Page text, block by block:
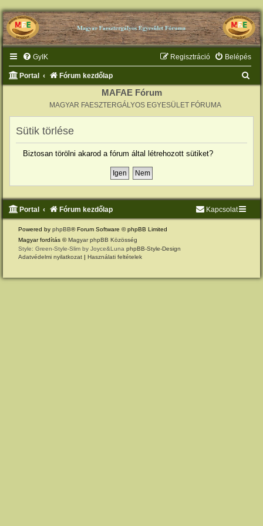
GyIK Belépés
Regisztráció
Portal Fórum kezdőlap
MAFAE Fórum
MAGYAR FAESZTERGÁLYOS EGYESÜLET FÓRUMA
Sütik törlése
Biztosan törölni akarod a fórum által létrehozott sütiket?
Portal Fórum kezdőlap Kapcsolat
Powered by phpBB® Forum Software © phpBB Limited
Magyar fordítás ©Magyar phpBB Közösség
Style: Green-Style-Slim by Joyce&Luna phpBB-Style-Design
Adatvédelmi nyilatkozat | Használati feltételek